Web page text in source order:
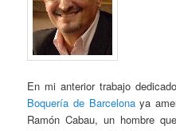
En mi anterior trabajo
Boquería de Barcelonaya
Ramón Cabau, un hombre